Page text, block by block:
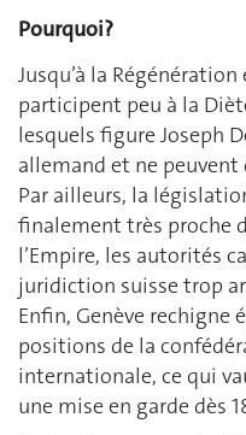
Pourquoi?
Jusqu’à la
participent peu à la
lesquels figure Joseph
allemand et ne peuvent
Par ailleurs, la
finalement très proche
l’Empire, les autorités
juridiction suisse trop
Enfin, Genève rechigne
positions de la
internationale, ce qui
une mise en garde dès